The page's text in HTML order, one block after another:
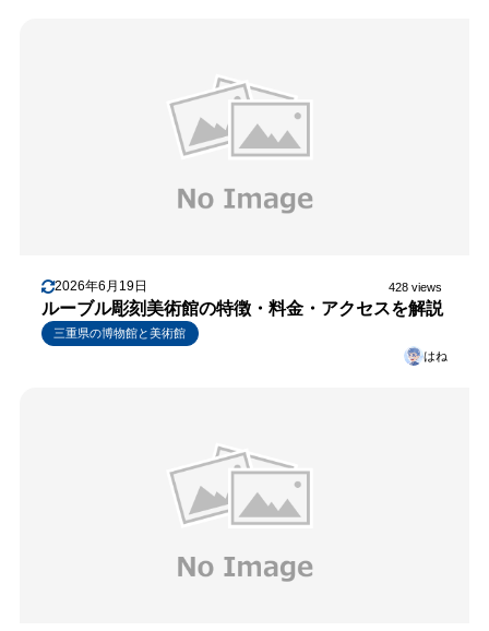
2026年6月19日 428 views
ルーブル彫刻美術館の特徴・料金・アクセスを解説
三重県の博物館と美術館
はね